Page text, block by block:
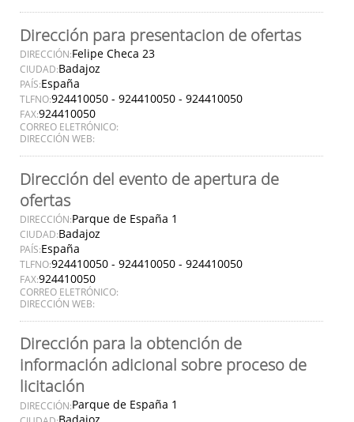
Dirección para presentacion de ofertas
DIRECCIÓN:Felipe Checa 23
CIUDAD:Badajoz
PAÍS:España
TLFNO:924410050 - 924410050 - 924410050
FAX:924410050
CORREO ELETRÓNICO:
DIRECCIÓN WEB:
Dirección del evento de apertura de
ofertas
DIRECCIÓN:Parque de España 1
CIUDAD:Badajoz
PAÍS:España
TLFNO:924410050 - 924410050 - 924410050
FAX:924410050
CORREO ELETRÓNICO:
DIRECCIÓN WEB:
Dirección para la obtención de
información adicional sobre proceso de
licitación
DIRECCIÓN:Parque de España 1